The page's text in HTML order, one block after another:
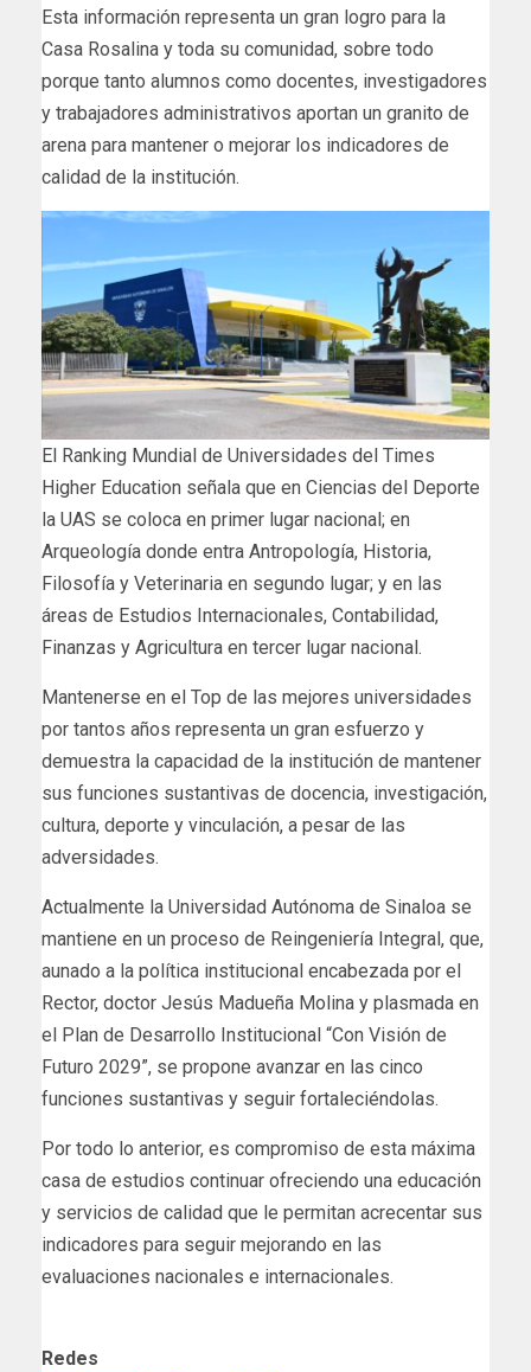
Esta información representa un gran logro para la
Casa Rosalina y toda su comunidad, sobre todo
porque tanto alumnos como docentes, investigadores
y trabajadores administrativos aportan un granito de
arena para mantener o mejorar los indicadores de
calidad de la institución.
El Ranking Mundial de Universidades del Times
Higher Education señala que en Ciencias del Deporte
la UAS se coloca en primer lugar nacional; en
Arqueología donde entra Antropología, Historia,
Filosofía y Veterinaria en segundo lugar; y en las
áreas de Estudios Internacionales, Contabilidad,
Finanzas y Agricultura en tercer lugar nacional.
Mantenerse en el Top de las mejores universidades
por tantos años representa un gran esfuerzo y
demuestra la capacidad de la institución de mantener
sus funciones sustantivas de docencia, investigación,
cultura, deporte y vinculación, a pesar de las
adversidades.
Actualmente la Universidad Autónoma de Sinaloa se
mantiene en un proceso de Reingeniería Integral, que,
aunado a la política institucional encabezada por el
Rector, doctor Jesús Madueña Molina y plasmada en
el Plan de Desarrollo Institucional “Con Visión de
Futuro 2029”, se propone avanzar en las cinco
funciones sustantivas y seguir fortaleciéndolas.
Por todo lo anterior, es compromiso de esta máxima
casa de estudios continuar ofreciendo una educación
y servicios de calidad que le permitan acrecentar sus
indicadores para seguir mejorando en las
evaluaciones nacionales e internacionales.
Redes